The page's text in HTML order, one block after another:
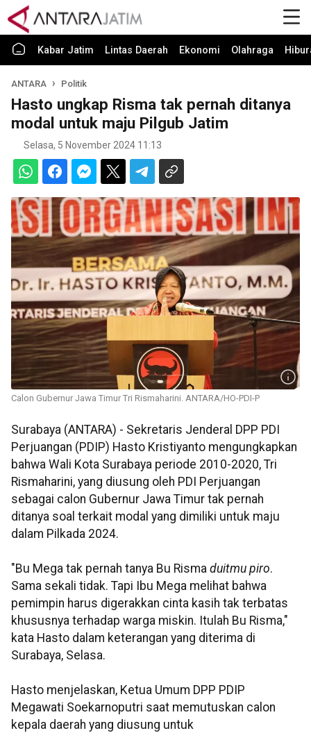
Kabar Jatim Lintas Daerah Ekonomi Olahraga
ANTARA Politik
Hasto ungkap Risma tak pernah ditanya
modal untuk maju Pilgub Jatim
Selasa, 5 November 2024 11:13
Calon Gubernur Jawa Timur Tri Rismaharini. ANTARA/HO-PDI-P
Surabaya (ANTARA) - Sekretaris Jenderal DPP PDI
Perjuangan (PDIP) Hasto Kristiyanto mengungkapkan
bahwa Wali Kota Surabaya periode 2010-2020, Tri
Rismaharini, yang diusung oleh PDI Perjuangan
sebagai calon Gubernur Jawa Timur tak pernah
ditanya soal terkait modal yang dimiliki untuk maju
dalam Pilkada 2024.
"Bu Mega tak pernah tanya Bu Risma duitmu piro.
Sama sekali tidak. Tapi Ibu Mega melihat bahwa
pemimpin harus digerakkan cinta kasih tak terbatas
khususnya terhadap warga miskin. Itulah Bu Risma,"
kata Hasto dalam keterangan yang diterima di
Surabaya, Selasa.
Hasto menjelaskan, Ketua Umum DPP PDIP
Megawati Soekarnoputri saat memutuskan calon
kepala daerah yang diusung untuk